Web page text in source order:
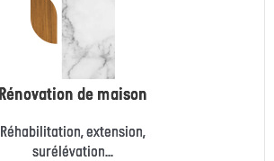
Rénovation de maison
Réhabilitation, extension,
surélévation...